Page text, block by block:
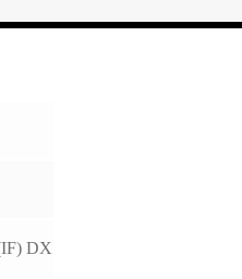
DX